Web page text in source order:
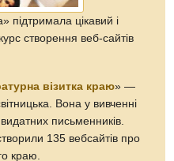
підтримала цікавий і
створення веб-сайтів
візитка краю» —
Вона у вивченні
письменників.
135 вебсайтів про
краю.